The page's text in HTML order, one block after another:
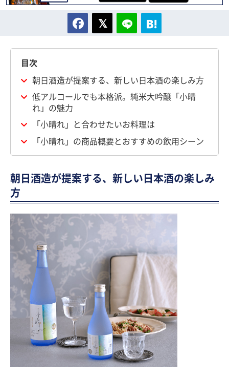
目次
朝日酒造が提案する、新しい日本酒の楽しみ方
低アルコールでも本格派。純米大吟醸「小晴
れ」の魅力
「小晴れ」と合わせたいお料理は
「小晴れ」の商品概要とおすすめの飲用シーン
朝日酒造が提案する、新しい日本酒の楽しみ
方